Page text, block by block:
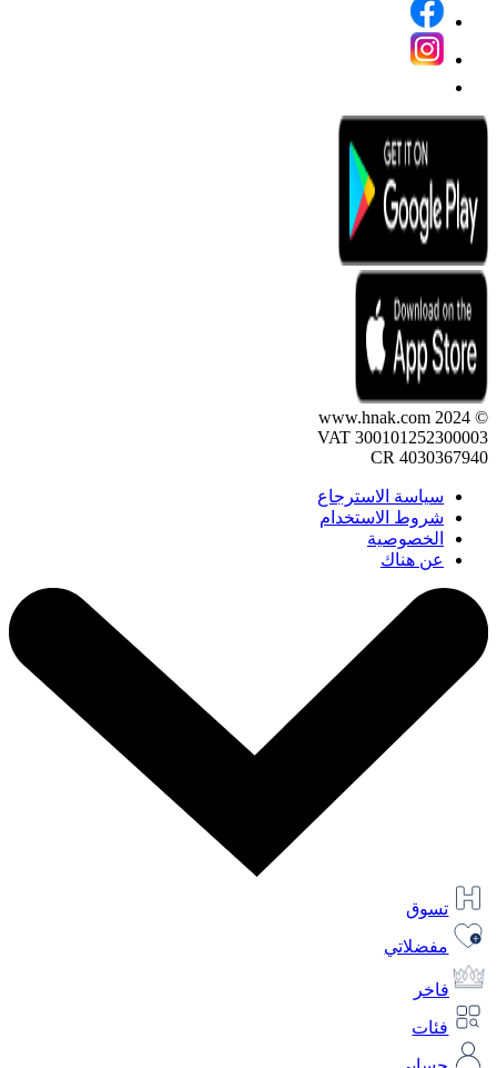
© 2024 www.hnak.com
VAT 300101252300003
CR 4030367940
سياسة الاسترجاع
شروط الاستخدام
الخصوصية
عن هناك
تسوق
مفضلاتي
فاخر
فئات